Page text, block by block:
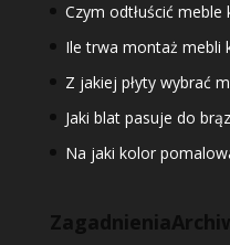
Czym odtłuścić
Ile trwa montaż mebli
Z jakiej płyty wybrać
Jaki blat pasuje do
Na jaki kolor
Zagadnienia